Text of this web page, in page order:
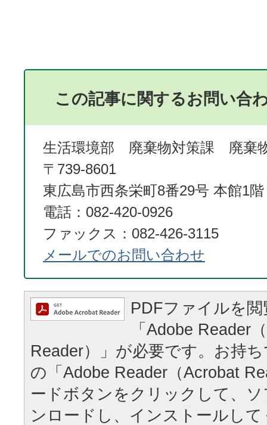
この記事に関するお問い合
生活環境部 廃棄物対策課 廃棄
〒739-8601
東広島市西条栄町8番29号 本館1階
電話：082-420-0926
ファックス：082-426-3115
メールでのお問い合わせ
PDFファイルを
「Adobe Reader
Reader）」が必要です。お持
の「Adobe Reader（Acrobat
ードボタンをクリックして、
ンロードし、インストールし